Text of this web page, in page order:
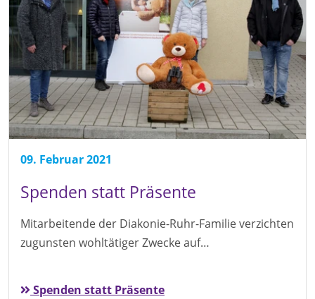
09. Februar 2021
Spenden statt Präsente
Mitarbeitende der Diakonie-Ruhr-Familie verzichten
zugunsten wohltätiger Zwecke auf…
Spenden statt Präsente